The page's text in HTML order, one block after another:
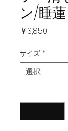
ン/睡蓮
￥3,850
サイズ *